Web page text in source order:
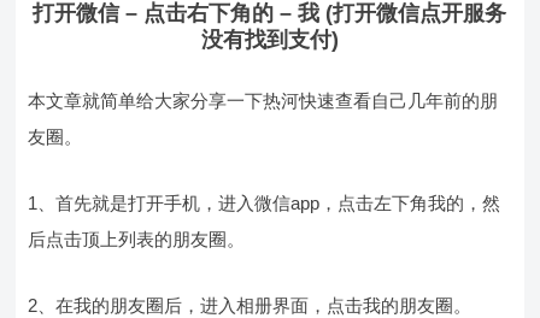
打开微信 – 点击右下角的 – 我 (打开微信点开服务
没有找到支付)
本文章就简单给大家分享一下热河快速查看自己几年前的朋
友圈。
1、首先就是打开手机，进入微信app，点击左下角我的，然
后点击顶上列表的朋友圈。
2、在我的朋友圈后，进入相册界面，点击我的朋友圈。